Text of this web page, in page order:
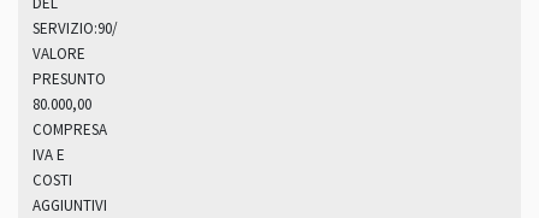
SERVIZIO:90/100)
VALORE
PRESUNTO
80.000,00
COMPRESA
IVA E
COSTI
AGGIUNTIVI